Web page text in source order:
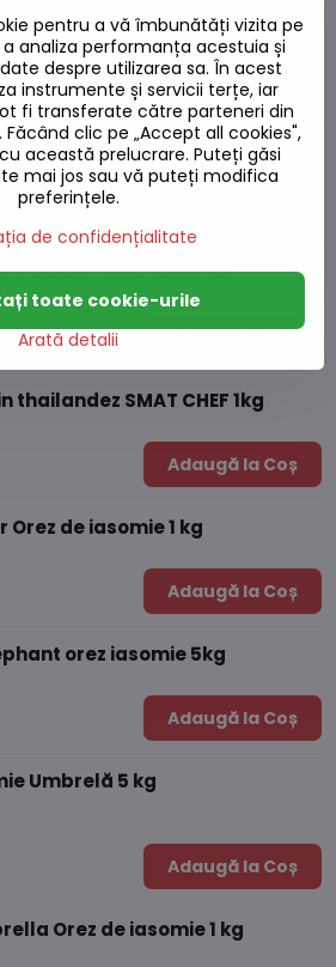
ELEPHANT 18 kg
Golden Elephant 1 kg
Adaugă la Coș
thailandez SMAT CHEF 1kg
Adaugă la Coș
Orez de iasomie 1 kg
Adaugă la Coș
orez iasomie 5kg
Adaugă la Coș
Umbrelă 5 kg
Adaugă la Coș
Orez de iasomie 1 kg
pentru a vă îmbunătăți vizita pe
analiza performanța acestuia și
despre utilizarea sa. În acest
instrumente și servicii terțe, iar
fi transferate către parteneri din
Făcând clic pe „Accept all cookies",
această prelucrare. Puteți găsi
mai jos sau vă puteți modifica
preferințele.
de confidențialitate
Arată detalii
toate cookie-urile